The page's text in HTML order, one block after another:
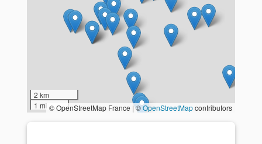
2 km
1 mi © OpenStreetMap France | ©OpenStreetMapcontributors